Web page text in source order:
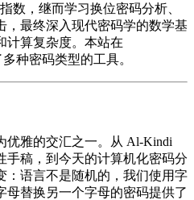
数，继而学习换位密码分析、
，最终深入现代密码学的数学基
计算复杂度。本站在
种密码类型的工具。
优雅的交汇之一。从 Al-Kindi
手稿，到今天的计算机化密码分
：语言不是随机的，我们使用字
母替换另一个字母的密码提供了